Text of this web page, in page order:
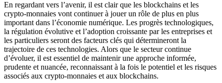
En regardant vers l’avenir, il est clair que les blockchains et les
crypto-monnaies vont continuer à jouer un rôle de plus en plus
important dans l’économie numérique. Les progrès technologiques,
la régulation évolutive et l’adoption croissante par les entreprises et
les particuliers seront des facteurs clés qui détermineront la
trajectoire de ces technologies. Alors que le secteur continue
d’évoluer, il est essentiel de maintenir une approche informée,
prudente et nuancée, reconnaissant à la fois le potentiel et les risques
associés aux crypto-monnaies et aux blockchains.